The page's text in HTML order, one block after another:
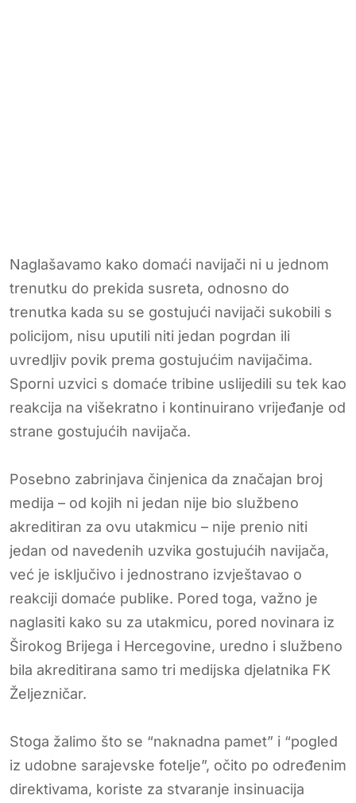
Naglašavamo kako domaći navijači ni u jednom
trenutku do prekida susreta, odnosno do
trenutka kada su se gostujući navijači sukobili s
policijom, nisu uputili niti jedan pogrdan ili
uvredljiv povik prema gostujućim navijačima.
Sporni uzvici s domaće tribine uslijedili su tek kao
reakcija na višekratno i kontinuirano vrijeđanje od
strane gostujućih navijača.
Posebno zabrinjava činjenica da značajan broj
medija – od kojih ni jedan nije bio službeno
akreditiran za ovu utakmicu – nije prenio niti
jedan od navedenih uzvika gostujućih navijača,
već je isključivo i jednostrano izvještavao o
reakciji domaće publike. Pored toga, važno je
naglasiti kako su za utakmicu, pored novinara iz
Širokog Brijega i Hercegovine, uredno i službeno
bila akreditirana samo tri medijska djelatnika FK
Željezničar.
Stoga žalimo što se “naknadna pamet” i “pogled
iz udobne sarajevske fotelje”, očito po određenim
direktivama, koriste za stvaranje insinuacija